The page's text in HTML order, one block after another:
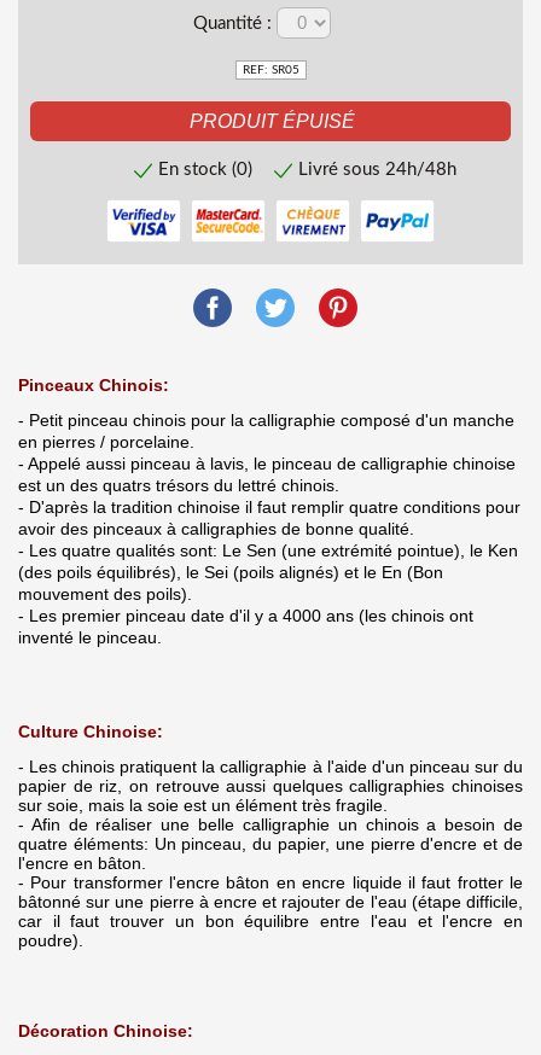
Quantité :
REF: SR05
En stock (0) Livré sous 24h/48h
Pinceaux Chinois:
- Petit pinceau chinois pour la calligraphie composé d'un manche
en pierres / porcelaine.
- Appelé aussi pinceau à lavis, le pinceau de calligraphie chinoise
est un des quatrs trésors du lettré chinois.
- D'après la tradition chinoise il faut remplir quatre conditions pour
avoir des pinceaux à calligraphies de bonne qualité.
- Les quatre qualités sont: Le Sen (une extrémité pointue), le Ken
(des poils équilibrés), le Sei (poils alignés) et le En (Bon
mouvement des poils).
- Les premier pinceau date d'il y a 4000 ans (les chinois ont
inventé le pinceau.
Culture Chinoise:
- Les chinois pratiquent la calligraphie à l'aide d'un pinceau sur du
papier de riz, on retrouve aussi quelques calligraphies chinoises
sur soie, mais la soie est un élément très fragile.
- Afin de réaliser une belle calligraphie un chinois a besoin de
quatre éléments: Un pinceau, du papier, une pierre d'encre et de
l'encre en bâton.
- Pour transformer l'encre bâton en encre liquide il faut frotter le
bâtonné sur une pierre à encre et rajouter de l'eau (étape difficile,
car il faut trouver un bon équilibre entre l'eau et l'encre en
poudre).
Décoration Chinoise: